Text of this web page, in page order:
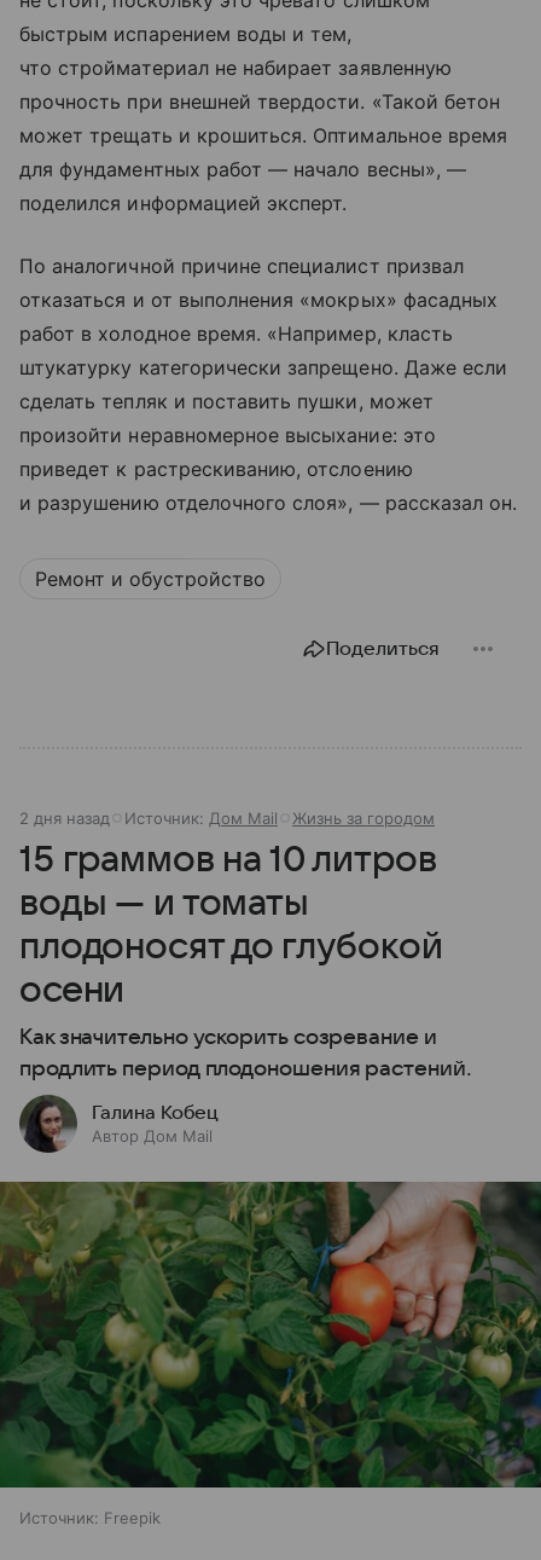
быстрым испарением воды и тем,
что стройматериал не набирает заявленную
прочность при внешней твердости. «Такой бетон
может трещать и крошиться. Оптимальное время
для фундаментных работ — начало весны», —
поделился информацией эксперт.
По аналогичной причине специалист призвал
отказаться и от выполнения «мокрых» фасадных
работ в холодное время. «Например, класть
штукатурку категорически запрещено. Даже если
сделать тепляк и поставить пушки, может
произойти неравномерное высыхание: это
приведет к растрескиванию, отслоению
и разрушению отделочного слоя», — рассказал он.
Ремонт и обустройство
Поделиться
2 дня назад Источник: Дом Mail Жизнь за городом
15 граммов на 10 литров
воды — и томаты
плодоносят до глубокой
осени
Как значительно ускорить созревание и
продлить период плодоношения растений.
Галина Кобец
Автор Дом Mail
Источник: Freepik